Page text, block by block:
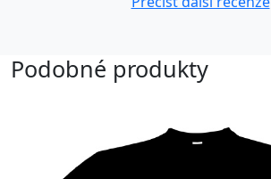
Podobné produkty